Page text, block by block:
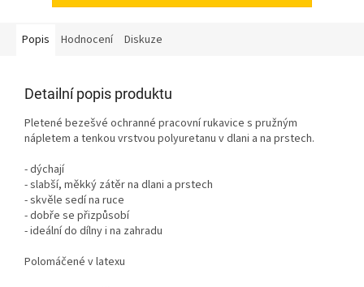
Popis Hodnocení Diskuze
Detailní popis produktu
Pletené bezešvé ochranné pracovní rukavice s pružným
nápletem a tenkou vrstvou polyuretanu v dlani a na prstech.
- dýchají
- slabší, měkký zátěr na dlani a prstech
- skvěle sedí na ruce
- dobře se přizpůsobí
- ideální do dílny i na zahradu
Polomáčené v latexu